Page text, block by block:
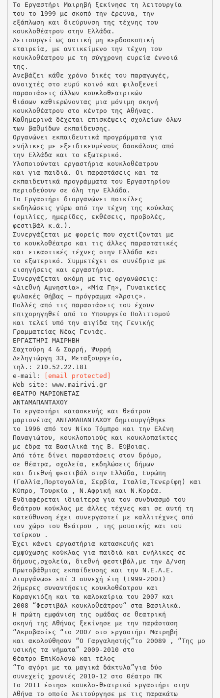
Το Εργαστήρι Μαιρηβή ξεκίνησε τη λειτουργία
του το 1999 με σκοπό την έρευνα, την
εξάπλωση και διεύρυνση της τέχνης του
κουκλοθέατρου στην Ελλάδα.
Λειτουργεί ως αστική μη κερδοσκοπική
εταιρεία, με αντικείμενο την τέχνη του
κουκλοθέατρου με τη σύγχρονη ευρεία έννοιά
της.
Ανεβάζει κάθε χρόνο δικές του παραγωγές,
ανοιχτές στο ευρύ κοινό και φιλοξενεί
παραστάσεις άλλων κουκλοθεατρικών
θιάσων καθιερώνοντας μια μόνιμη σκηνή
κουκλοθέατρου στο κέντρο της Αθήνας.
Καθημερινά δέχεται επισκέψεις σχολείων όλων
των βαθμίδων εκπαίδευσης.
Οργανώνει εκπαιδευτικά προγράμματα για
ενήλικες με εξειδικευμένους δασκάλους από
την Ελλάδα και το εξωτερικό.
Υλοποιούνται εργαστήρια κουκλοθέατρου
και για παιδιά. Οι παραστάσεις και τα
εκπαιδευτικά προγράμματα του Εργαστηρίου
περιοδεύουν σε όλη την Ελλάδα.
Το Εργαστήρι διοργανώνει ποικίλες
εκδηλώσεις γύρω από την τέχνη της κούκλας
(ομιλίες, ημερίδες, εκθέσεις, προβολές,
φεστιβάλ κ.ά.).
Συνεργάζεται με φορείς που σχετίζονται με
το κουκλοθέατρο και τις άλλες παραστατικές
και εικαστικές τέχνες στην Ελλάδα και
το εξωτερικό. Συμμετέχει σε συνέδρια με
εισηγήσεις και εργαστήρια.
Συνεργάζεται ακόμη με τις οργανώσεις:
«Διεθνή Αμνηστία», «Μία Γη», Γυναικείες
φυλακές Θήβας – πρόγραμμα «Άρσις».
Πολλές από τις παραστάσεις του έχουν
επιχορηγηθεί από το Υπουργείο Πολιτισμού
και τελεί υπό την αιγίδα της Γενικής
Γραμματείας Νέας Γενιάς.
ΕΡΓΑΣΤΗΡΙ ΜΑΙΡΗΒΗ
Σαχτούρη 4 & Σαρρή, Ψυρρή
Δεληγιώργη 33, Μεταξουργείο,
τηλ.: 210.52.22.181
e-mail:
[email protected]
Web site: www.mairivi.gr
ΘΕΑΤΡΟ ΜΑΡΙΟΝΕΤΑΣ
ΑΝΤΑΜΑΠΑΝΤΑΧΟΥ
Το εργαστήρι κατασκευής και θεάτρου
μαριονέτας ΑΝΤΑΜΑΠΑΝΤΑΧΟΥ δημιουργήθηκε
τo 1996 από τον Νίκο Τόμπρο και την Ελένη
Παναγιώτου, κουκλοποιούς και κουκλοπαίκτες
με έδρα τα Βασιλικά της Β. Εύβοιας.
Από τότε δίνει παραστάσεις στον δρόμο,
σε θέατρα, σχολεία, εκδηλώσεις δήμων
και διεθνή φεστιβάλ στην Ελλάδα, Ευρώπη
(Γαλλία,Πορτογαλία, Σερβία, Ιταλία,Τενερίφη) και
Κύπρο, Τουρκία , Ν.Αφρική και Ν.Κορέα.
Ενδιαφέρεται ιδιαίτερα για τον συνδυασμό του
θεάτρου κούκλας με άλλες τέχνες και σε αυτή τη
κατεύθυνση έχει συνεργαστεί με καλλιτέχνες από
τον χώρο του θεάτρου , της μουσικής και του
τσίρκου .
Έχει κάνει εργαστήρια κατασκευής και
εμψύχωσης κούκλας για παιδιά και ενήλικες σε
δήμους,σχολεία, διεθνή φεστιβάλ,με την Δ/νση
Πρωτοβάθμιας εκπαίδευσης και την Ν.Ε.Λ.Ε.
Διοργάνωσε επί 3 συνεχή έτη (1999-2001)
2ήμερες συναντήσεις κουκλοθέατρου και
Καραγκιόζη και τα καλοκαίρια του 2007 και
2008 “Φεστιβάλ κουκλοθεάτρου“ στα Βασιλικά.
Η πρώτη εμφάνιση της ομάδας σε θεατρική
σκηνή της Αθήνας ξεκίνησε με την παράσταση
“Ακροβασίες “το 2007 στο εργαστήρι Μαιρηβή
και ακολούθησαν “Ο Γαργαληστής”το 20089 , “Tης μο
υσικής τα νήματα” 2009-2010 στο
Θέατρο ΕπιΚολονώ και τέλος
“Το αγόρι με τα μαγικά δάκτυλα”για δύο
συνεχείς χρονιές 2010-12 στο Θέατρο ΠΚ
Το 2011 έστησε κουκλο-θεατρικό εργαστήρι στην
Αθήνα το οποίο λειτούργησε με τις παρακάτω